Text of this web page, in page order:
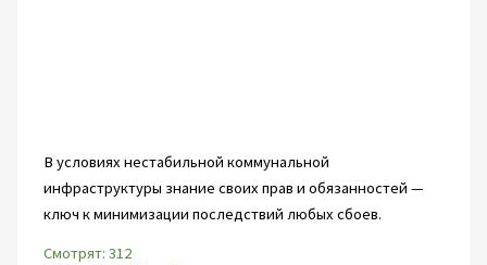
В условиях нестабильной коммунальной
инфраструктуры знание своих прав и обязанностей —
ключ к минимизации последствий любых сбоев.
Смотрят: 312